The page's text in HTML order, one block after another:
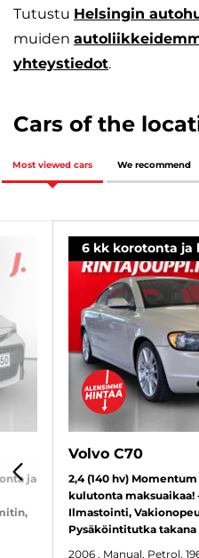
Tutustu Helsingin
muiden
yhteystiedot.
Cars of the
Most viewed cars We recommend
PREVIOUS
ja
Volvo C70
2,4 (140 hv)
kulutonta maksuaikaa!
Ilmastointi,
Pysäköintitutka takana
2006 , Manual, Petrol,